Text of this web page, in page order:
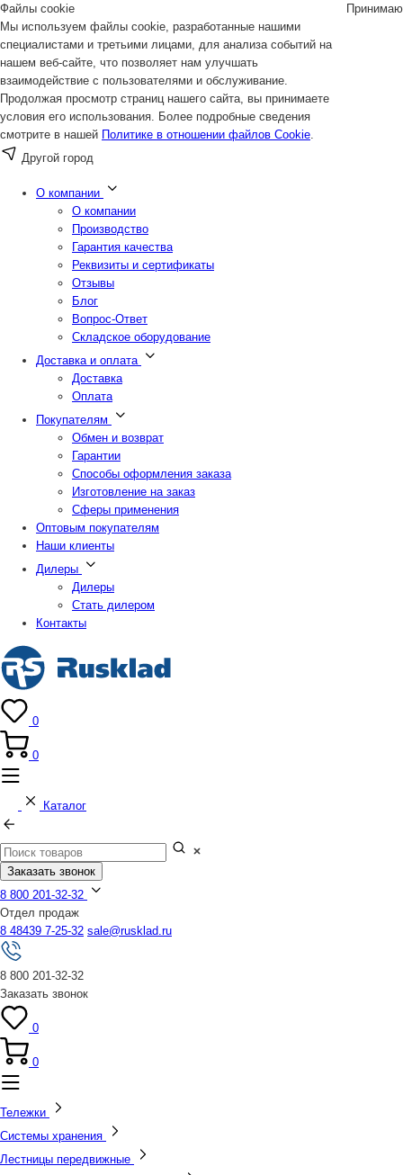
Файлы cookie
Мы используем файлы cookie, разработанные нашими
специалистами и третьими лицами, для анализа событий на
нашем веб-сайте, что позволяет нам улучшать
взаимодействие с пользователями и обслуживание.
Продолжая просмотр страниц нашего сайта, вы принимаете
условия его использования. Более подробные сведения
смотрите в нашей Политике в отношении файлов Cookie.
Принимаю
Другой город
О компании
О компании
Производство
Гарантия качества
Реквизиты и сертификаты
Отзывы
Блог
Вопрос-Ответ
Складское оборудование
Доставка и оплата
Доставка
Оплата
Покупателям
Обмен и возврат
Гарантии
Способы оформления заказа
Изготовление на заказ
Сферы применения
Оптовым покупателям
Наши клиенты
Дилеры
Дилеры
Стать дилером
Контакты
0
0
Каталог
Заказать звонок
8 800 201-32-32
Отдел продаж
8 48439 7-25-32 sale@rusklad.ru
8 800 201-32-32
Заказать звонок
0
0
Тележки
Системы хранения
Лестницы передвижные